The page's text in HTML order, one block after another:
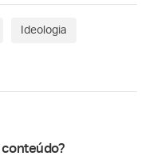
Ideologia